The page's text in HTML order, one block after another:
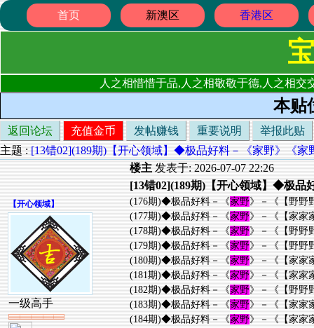
首页 新澳区 香港区
人之相惜惜于品,人之相敬敬于德,人之相
本贴
返回论坛 充值金币 发帖赚钱 重要说明
举报此贴
主题 : [13错02](189期)【开心领域】◆极品好料－《家野》《
【开心领域】
一级高手
楼主 发表于: 2026-07-07 22:26
[13错02](189期)【开心领域】◆极品
(176期)◆极品好料－《家野》－《【野野
(177期)◆极品好料－《家野》－《【家家
(178期)◆极品好料－《家野》－《【野野
(179期)◆极品好料－《家野》－《【野野
(180期)◆极品好料－《家野》－《【家家
(181期)◆极品好料－《家野》－《【家家
(182期)◆极品好料－《家野》－《【野野
(183期)◆极品好料－《家野》－《【家家
(184期)◆极品好料－《家野》－《【家家